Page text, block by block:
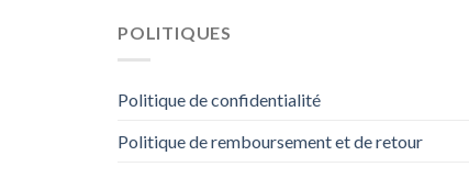
POLITIQUES
Politique de confidentialité
Politique de remboursement et de retour